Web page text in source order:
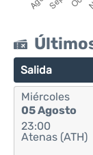
Salida
Miércoles
05 Agosto
23:00
Atenas (ATH)